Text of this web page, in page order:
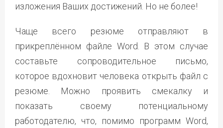
изложения Ваших достижений. Но не более!
Чаще всего резюме отправляют в
прикреплённом файле Word. В этом случае
составьте сопроводительное письмо,
которое вдохновит человека открыть файл с
резюме. Можно проявить смекалку и
показать своему потенциальному
работодателю, что, помимо программ Word,